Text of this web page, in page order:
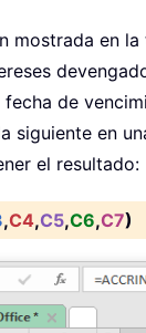
mostrada en
fecha de
siguiente en
el resultado:
,C4,C5,C6,C7)